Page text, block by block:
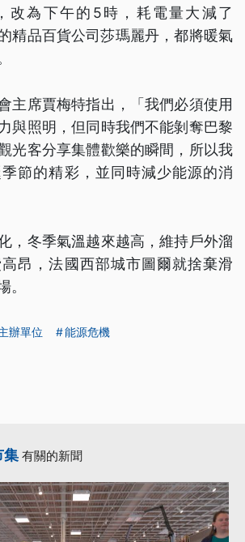
改為下午的5時，耗電量大減了
精品百貨公司莎瑪麗丹，都將暖氣
主席賈梅特指出，「我們必須使用
與照明，但同時我們不能剝奪巴黎
光客分享集體歡樂的瞬間，所以我
節的精彩，並同時減少能源的消
，冬季氣溫越來越高，維持戶外溜
昂，法國西部城市圖爾就捨棄滑
。
辦單位
能源危機
集 有關的新聞